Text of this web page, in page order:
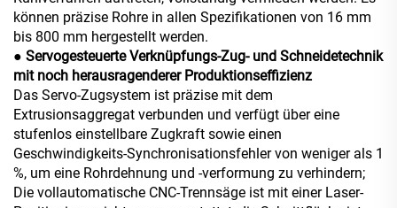
können präzise Rohre in allen Spezifikationen von 16 mm
bis 800 mm hergestellt werden.
● Servogesteuerte Verknüpfungs-Zug- und Schneidetechnik
mit noch herausragenderer Produktionseffizienz
Das Servo-Zugsystem ist präzise mit dem
Extrusionsaggregat verbunden und verfügt über eine
stufenlos einstellbare Zugkraft sowie einen
Geschwindigkeits-Synchronisationsfehler von weniger als 1
%, um eine Rohrdehnung und -verformung zu verhindern;
Die vollautomatische CNC-Trennsäge ist mit einer Laser-